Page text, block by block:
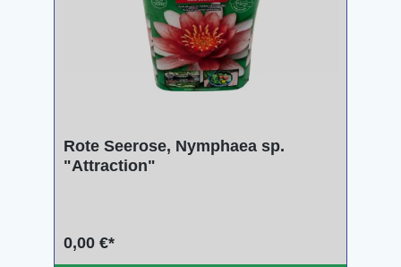
Rote Seerose, Nymphaea sp.
"Attraction"
0,00 €*